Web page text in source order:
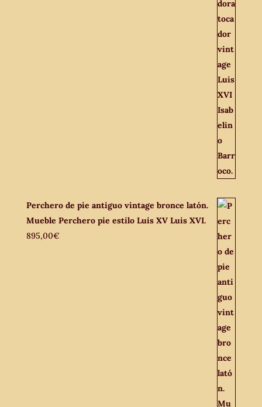
Perchero de pie antiguo vintage bronce latón.
Mueble Perchero pie estilo Luis XV Luis XVI.
895,00€